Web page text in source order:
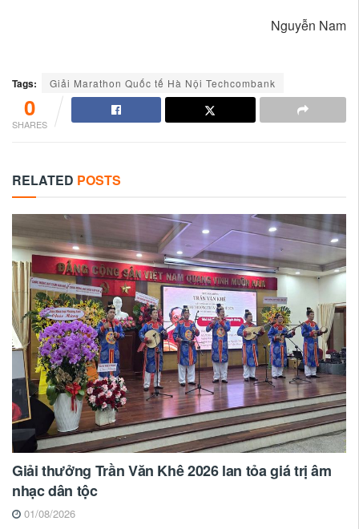
Nguyễn Nam
Tags: Giải Marathon Quốc tế Hà Nội Techcombank
0
SHARES
RELATED POSTS
Giải thưởng Trần Văn Khê 2026 lan tỏa giá trị âm
nhạc dân tộc
01/08/2026